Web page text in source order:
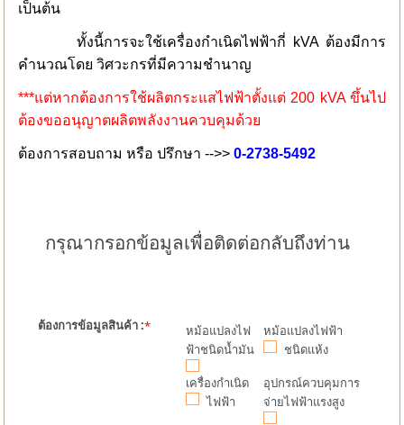
เป็นต้น
ทั้งนี้การจะใช้เครื่องกำเนิดไฟฟ้ากี่ kVA ต้องมีการ
คำนวณโดย วิศวะกรที่มีความชำนาญ
***แต่หากต้องการใช้ผลิตกระแสไฟฟ้าตั้งแต่ 200 kVA ขึ้นไป
ต้องขออนุญาตผลิตพลังงานควบคุมด้วย
ต้องการสอบถาม หรือ ปรึกษา -->>0-2738-5492
กรุณากรอกข้อมูลเพื่อติดต่อกลับถึงท่าน
ต้องการข้อมูลสินค้า :*
หม้อแปลงไฟ
ฟ้าชนิดน้ำมัน
หม้อแปลงไฟฟ้า
ชนิดแห้ง
เครื่องกำเนิด
ไฟฟ้า
อุปกรณ์ควบคุมการ
จ่ายไฟฟ้าแรงสูง